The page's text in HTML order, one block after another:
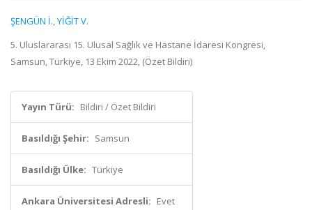
ŞENGÜN İ.,YİĞİT V.
5. Uluslararası 15. Ulusal Sağlık ve Hastane İdaresi Kongresi,
Samsun, Türkiye, 13 Ekim 2022, (Özet Bildiri)
Yayın Türü: Bildiri / Özet Bildiri
Basıldığı Şehir: Samsun
Basıldığı Ülke: Türkiye
Ankara Üniversitesi Adresli: Evet